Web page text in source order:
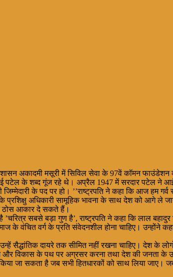
अकादमी मसूरी में सिविल सेवा के 97वें कॉमन
पटेल के शब्द गूंज रहे थे। अप्रैल 1947 में सरदार पटेल ने
जिम्मेदारी के पद पर हो। ’’राष्ट्रपति ने कहा कि आज
के प्रशिक्षु अधिकारी सामूहिक भावना के साथ देश को आगे
ठोस आकार दे सकते हैं।
सबसे बड़ा गुण है’, राष्ट्रपति ने कहा कि लाल बहादुर
के वंचित वर्ग के प्रति संवेदनशील होना चाहिए।
सैद्धांतिक दायरे तक सीमित नहीं रखना चाहिए। देश
और विकास के पथ पर अग्रसर करना तथा देश की जनता के
जा सकता है जब सभी हितधारकों को साथ लिया जाए।